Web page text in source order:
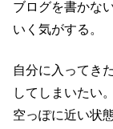
ブログを書かな
いく気がする。
自分に入ってき
してしまいたい。
空っぽに近い状